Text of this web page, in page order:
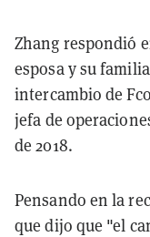
Zhang respondió
esposa y su
intercambio de
jefa de
de 2018.
Pensando en la
que dijo que "el